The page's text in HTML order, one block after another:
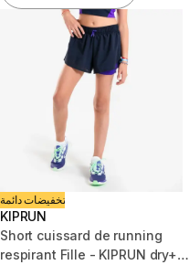
تخفيضات دائمة
KIPRUN
Short cuissard de running
respirant Fille - KIPRUN dry+